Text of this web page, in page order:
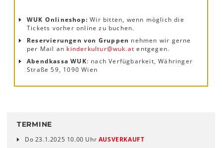
WUK Onlineshop:Wir bitten, wenn möglich die
Tickets vorher online zu buchen.
Reservierungen von Gruppen nehmen wir gerne
per Mail an kinderkultur@wuk.at entgegen.
Abendkassa WUK: nach Verfügbarkeit, Währinger
Straße 59, 1090 Wien
TERMINE
Do 23.1.2025 10.00 Uhr AUSVERKAUFT